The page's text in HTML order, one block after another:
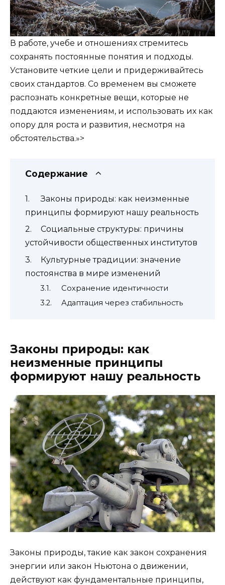
В работе, учебе и отношениях стремитесь
сохранять постоянные понятия и подходы.
Установите четкие цели и придерживайтесь
своих стандартов. Со временем вы сможете
распознать конкретные вещи, которые не
поддаются изменениям, и использовать их как
опору для роста и развития, несмотря на
обстоятельства.»>
Содержание
Законы природы: как неизменные
принципы формируют нашу реальность
Социальные структуры: причины
устойчивости общественных институтов
Культурные традиции: значение
постоянства в мире изменений
Сохранение идентичности
Адаптация через стабильность
Законы природы: как
неизменные принципы
формируют нашу реальность
Законы природы, такие как закон сохранения
энергии или закон Ньютона о движении,
действуют как фундаментальные принципы,